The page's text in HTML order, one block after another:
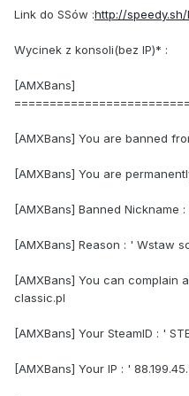
Link do SSów :http://speedy.sh/
Wycinek z konsoli(bez IP)* :
[AMXBans]
[AMXBans] You are banned
[AMXBans] You are
[AMXBans] Banned Nickname :
[AMXBans] Reason : ' Wstaw
[AMXBans] You can complain
classic.pl
[AMXBans] Your SteamID : '
[AMXBans] Your IP : '